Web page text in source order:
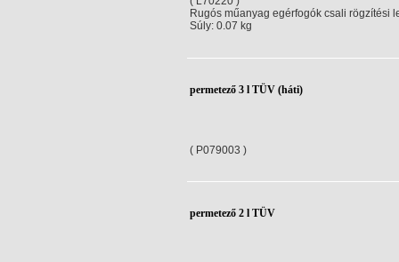
Rugós műanyag egérfogók csali rögzítési
Súly: 0.07 kg
permetező 3 l TÜV (háti)
( P079003 )
permetező 2 l TÜV